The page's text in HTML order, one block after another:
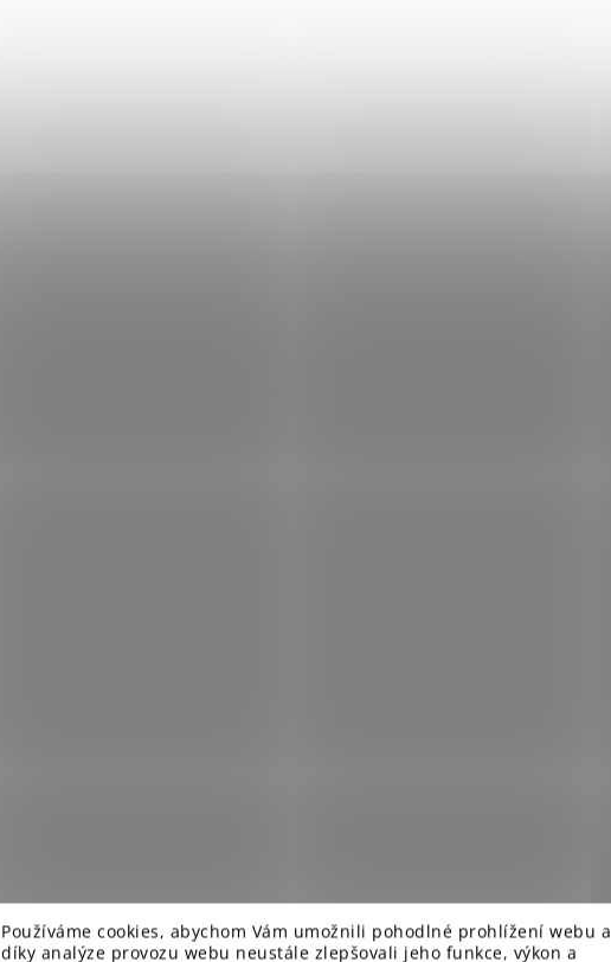
Používáme cookies, abychom Vám umožnili pohodlné prohlížení webu a
díky analýze provozu webu neustále zlepšovali jeho funkce, výkon a